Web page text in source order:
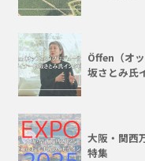
Öffen（オ
坂さとみ氏
大阪・関西
特集